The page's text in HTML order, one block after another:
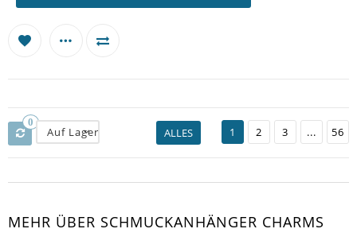
0
Auf Lager ALLES 1 2 3 ... 56
MEHR ÜBER SCHMUCKANHÄNGER CHARMS